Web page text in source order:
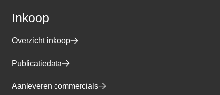
Inkoop
Overzicht inkoop
Publicatiedata
Aanleveren commercials